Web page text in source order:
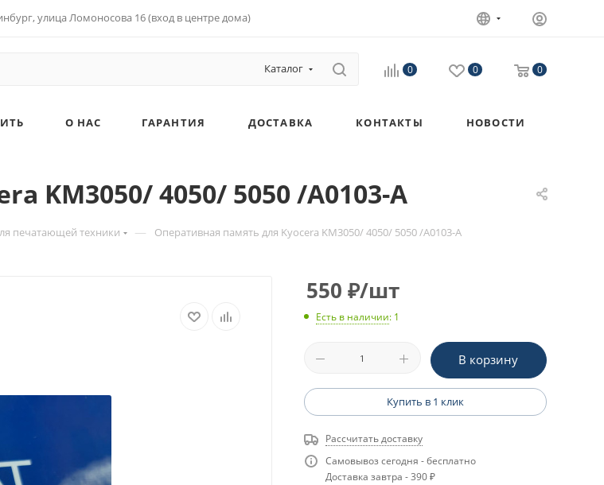
улица Ломоносова 16 (вход в центре дома)
Каталог 0 0 0
О НАС ГАРАНТИЯ ДОСТАВКА КОНТАКТЫ НОВОСТИ
KM3050/ 4050/ 5050 /A0103-A
печатающей техники — Оперативная память для Kyocera KM3050/ 4050/ 5050 /A0103-A
550 ₽/шт
Есть в наличии: 1
В корзину
Купить в 1 клик
Рассчитать доставку
Самовывоз сегодня - бесплатно
Доставка завтра - 390 ₽